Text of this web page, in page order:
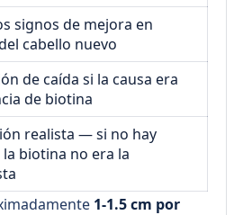
signos de mejora en
cabello nuevo
de caída si la causa era
de biotina
realista — si no hay
biotina no era la
1-1.5 cm por